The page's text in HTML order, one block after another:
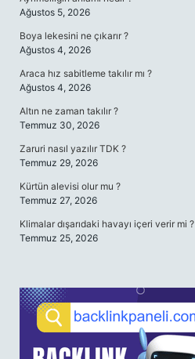
Ağustos 5, 2026
Boya lekesini ne çıkarır ?
Ağustos 4, 2026
Araca hız sabitleme takılır mı ?
Ağustos 4, 2026
Altın ne zaman takılır ?
Temmuz 30, 2026
Zaruri nasıl yazılır TDK ?
Temmuz 29, 2026
Kürtün alevisi olur mu ?
Temmuz 27, 2026
Klimalar dışarıdaki havayı içeri verir mi ?
Temmuz 25, 2026